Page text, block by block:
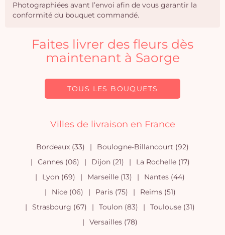
Photographiées avant l’envoi afin de vous garantir la
conformité du bouquet commandé.
Faites livrer des fleurs dès
maintenant à Saorge
TOUS LES BOUQUETS
Villes de livraison en France
Bordeaux (33)
Boulogne-Billancourt (92)
Cannes (06)
Dijon (21)
La Rochelle (17)
Lyon (69)
Marseille (13)
Nantes (44)
Nice (06)
Paris (75)
Reims (51)
Strasbourg (67)
Toulon (83)
Toulouse (31)
Versailles (78)